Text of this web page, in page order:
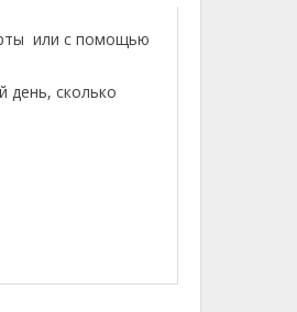
или с помощью
день, сколько